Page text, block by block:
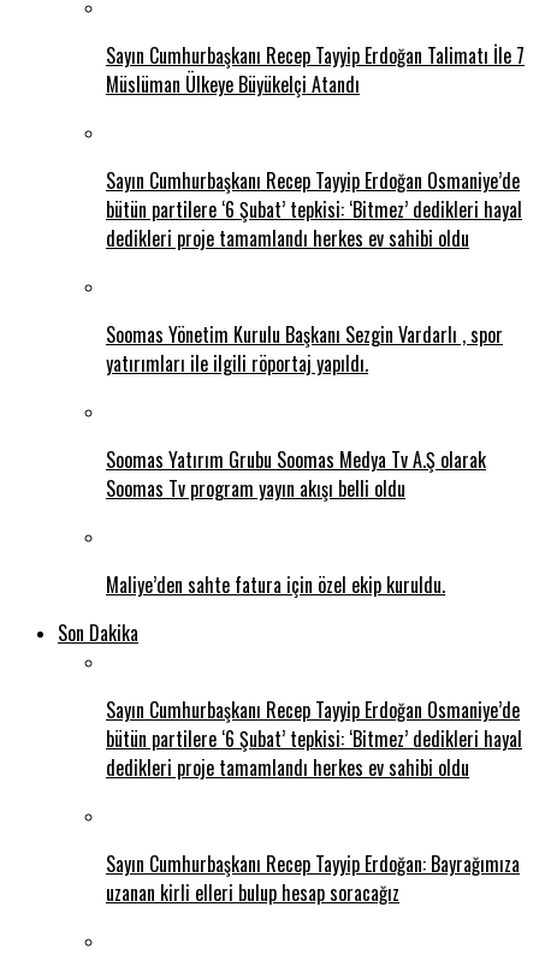
Sayın Cumhurbaşkanı Recep Tayyip Erdoğan Talimatı İle 7
Müslüman Ülkeye Büyükelçi Atandı
Sayın Cumhurbaşkanı Recep Tayyip Erdoğan Osmaniye’de
bütün partilere ‘6 Şubat’ tepkisi: ‘Bitmez’ dedikleri hayal
dedikleri proje tamamlandı herkes ev sahibi oldu
Soomas Yönetim Kurulu Başkanı Sezgin Vardarlı , spor
yatırımları ile ilgili röportaj yapıldı.
Soomas Yatırım Grubu Soomas Medya Tv A.Ş olarak
Soomas Tv program yayın akışı belli oldu
Maliye’den sahte fatura için özel ekip kuruldu.
Son Dakika
Sayın Cumhurbaşkanı Recep Tayyip Erdoğan Osmaniye’de
bütün partilere ‘6 Şubat’ tepkisi: ‘Bitmez’ dedikleri hayal
dedikleri proje tamamlandı herkes ev sahibi oldu
Sayın Cumhurbaşkanı Recep Tayyip Erdoğan: Bayrağımıza
uzanan kirli elleri bulup hesap soracağız